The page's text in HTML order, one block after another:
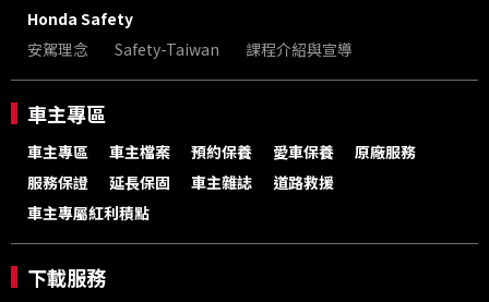
Honda Safety
安駕理念
Safety-Taiwan 課程介紹與宣導
車主專區
車主專區 車主檔案 預約保養 愛車保養
原廠服務
服務保證
延長保固 車主雜誌
道路救援
車主專屬紅利積點
下載服務